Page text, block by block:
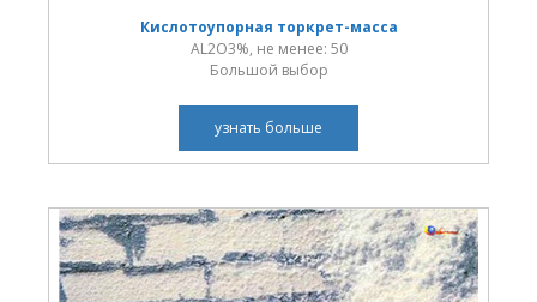
Кислотоупорная торкрет-масса
AL2O3%, не менее: 50
Большой выбор
узнать больше